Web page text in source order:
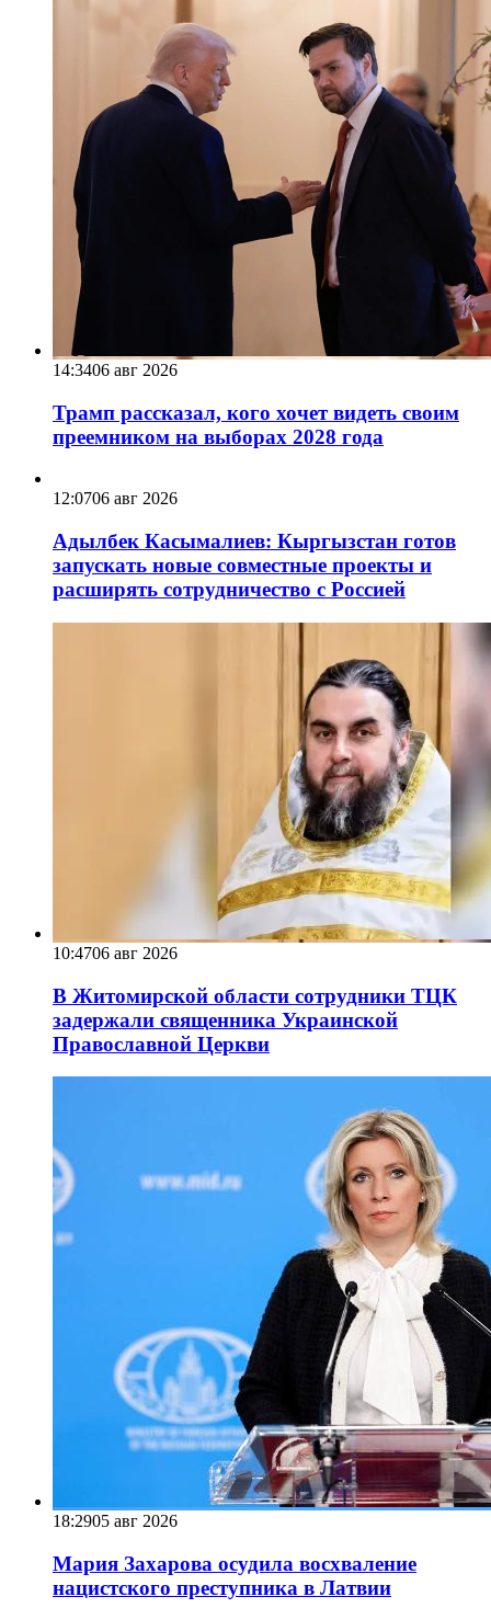
14:3406 авг 2026
Трамп рассказал, кого хочет видеть своим
преемником на выборах 2028 года
12:0706 авг 2026
Адылбек Касымалиев: Кыргызстан готов
запускать новые совместные проекты и
расширять сотрудничество с Россией
10:4706 авг 2026
В Житомирской области сотрудники ТЦК
задержали священника Украинской
Православной Церкви
18:2905 авг 2026
Мария Захарова осудила восхваление
нацистского преступника в Латвии